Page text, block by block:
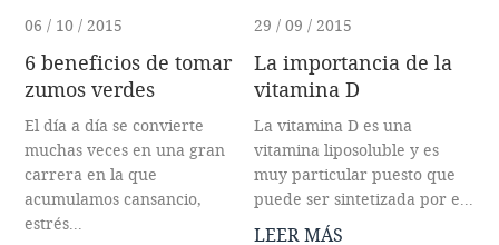
06 / 10 / 2015
6 beneficios de tomar
zumos verdes
El día a día se convierte
muchas veces en una gran
carrera en la que
acumulamos cansancio,
estrés...
29 / 09 / 2015
La importancia de la
vitamina D
La vitamina D es una
vitamina liposoluble y es
muy particular puesto que
puede ser sintetizada por e...
LEER MÁS